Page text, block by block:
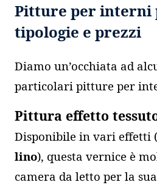
Pitture per interni
tipologie e prezzi
Diamo un’occhiata ad
particolari pitture per
Pittura effetto
Disponibile in vari effetti (
lino), questa vernice è
camera da letto per la